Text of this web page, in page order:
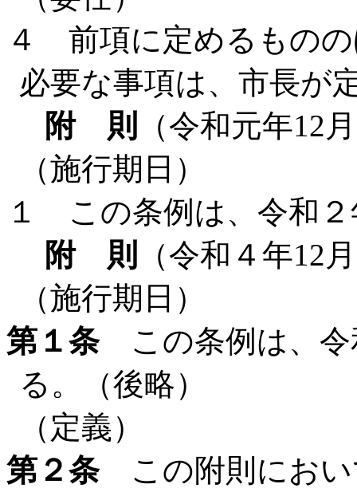
４ 前項に定めるもの
必要な事項は、市長が
附 則
（令和元年12
（施行期日）
１ この条例は、令和
附 則
（令和４年12
（施行期日）
第１条この条例は、令
る。（後略）
（定義）
第２条この附則におい